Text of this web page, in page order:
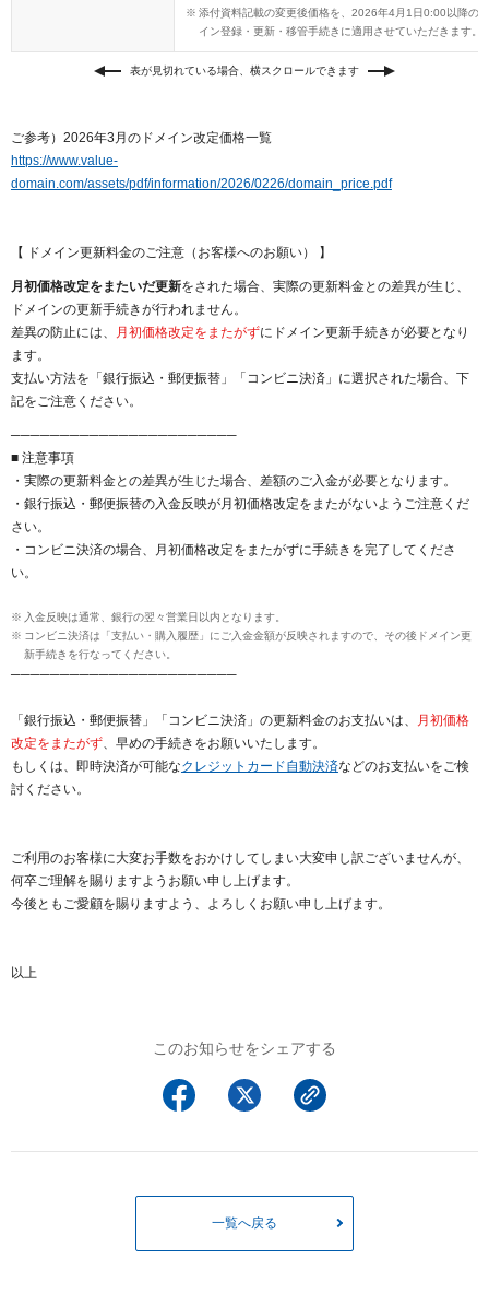
Amazon
Yahoo!
GMO ID Amazon
添付資料記載の変更後価格を、2026年4月1日0:00以降の
イン登録・更新・移管手続きに適用させていただきます。
表が見切れている場合、横スクロールできます
ご参考）2026年3月のドメイン改定価格一覧
https://www.value-
domain.com/assets/pdf/information/2026/0226/domain_price.pdf
【 ドメイン更新料金のご注意（お客様へのお願い） 】
月初価格改定をまたいだ更新をされた場合、実際の更新料金との差異が生じ、
ドメインの更新手続きが行われません。
差異の防止には、
月初価格改定をまたがずにドメイン更新手続きが必要となり
ます。
支払い方法を「銀行振込・郵便振替」「コンビニ決済」に選択された場合、下
記をご注意ください。
───────────────────────
■ 注意事項
・実際の更新料金との差異が生じた場合、差額のご入金が必要となります。
・銀行振込・郵便振替の入金反映が月初価格改定をまたがないようご注意くだ
さい。
・コンビニ決済の場合、月初価格改定をまたがずに手続きを完了してくださ
い。
入金反映は通常、銀行の翌々営業日以内となります。
コンビニ決済は「支払い・購入履歴」にご入金金額が反映されますので、その後ドメイン更
新手続きを行なってください。
───────────────────────
「銀行振込・郵便振替」「コンビニ決済」の更新料金のお支払いは、
月初価格
改定をまたがず、早めの手続きをお願いいたします。
もしくは、即時決済が可能なクレジットカード自動決済などのお支払いをご検
討ください。
ご利用のお客様に大変お手数をおかけしてしまい大変申し訳ございませんが、
何卒ご理解を賜りますようお願い申し上げます。
今後ともご愛顧を賜りますよう、よろしくお願い申し上げます。
以上
このお知らせをシェアする
一覧へ戻る